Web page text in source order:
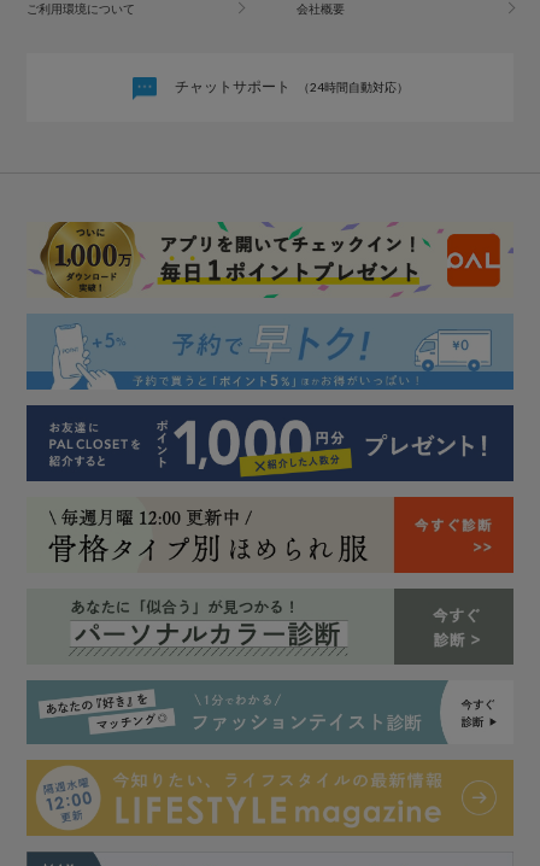
ご利用環境について 会社概要
チャットサポート （24時間自動対応）